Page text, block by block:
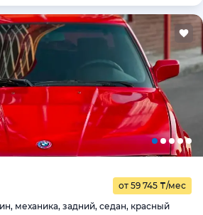
от 59 745 ₸/мес
механика, задний, седан, красный